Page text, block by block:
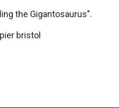
the Gigantosaurus".
bristol